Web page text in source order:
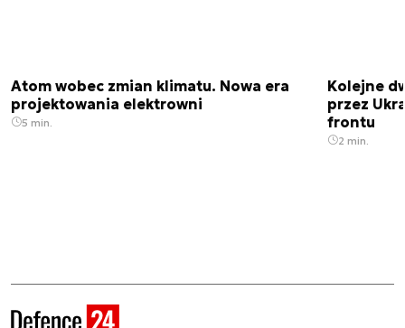
Atom wobec zmian klimatu. Nowa era
projektowania elektrowni
5 min.
Kolejne
przez
frontu
2 min.